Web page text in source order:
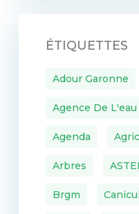
ÉTIQUETTES
Adour Garonne
Agence De
Agenda
Arbres
Brgm